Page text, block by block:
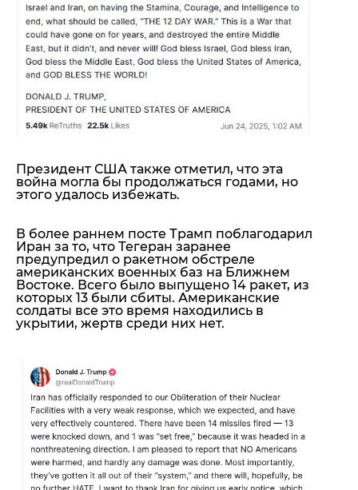
Президент США также отметил, что эта
война могла бы продолжаться годами, но
этого удалось избежать.
В более раннем посте Трамп поблагодарил
Иран за то, что Тегеран заранее
предупредил о ракетном обстреле
американских военных баз на Ближнем
Востоке. Всего было выпущено 14 ракет, из
которых 13 были сбиты. Американские
солдаты все это время находились в
укрытии, жертв среди них нет.